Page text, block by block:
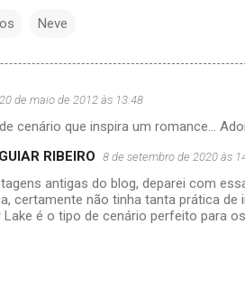
Neve
20 de maio de 2012 às 13:48
cenário que inspira um romance...
RIBEIRO 8 de setembro de 2020 às
antigas do blog, deparei com
certamente não tinha tanta prática de
Lake é o tipo de cenário perfeito para